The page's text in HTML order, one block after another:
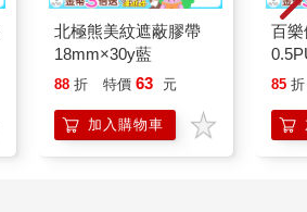
北極熊美紋遮蔽膠帶
18mm×30y藍
88 折 特價 63 元
加入購物車
百
量)
85 折